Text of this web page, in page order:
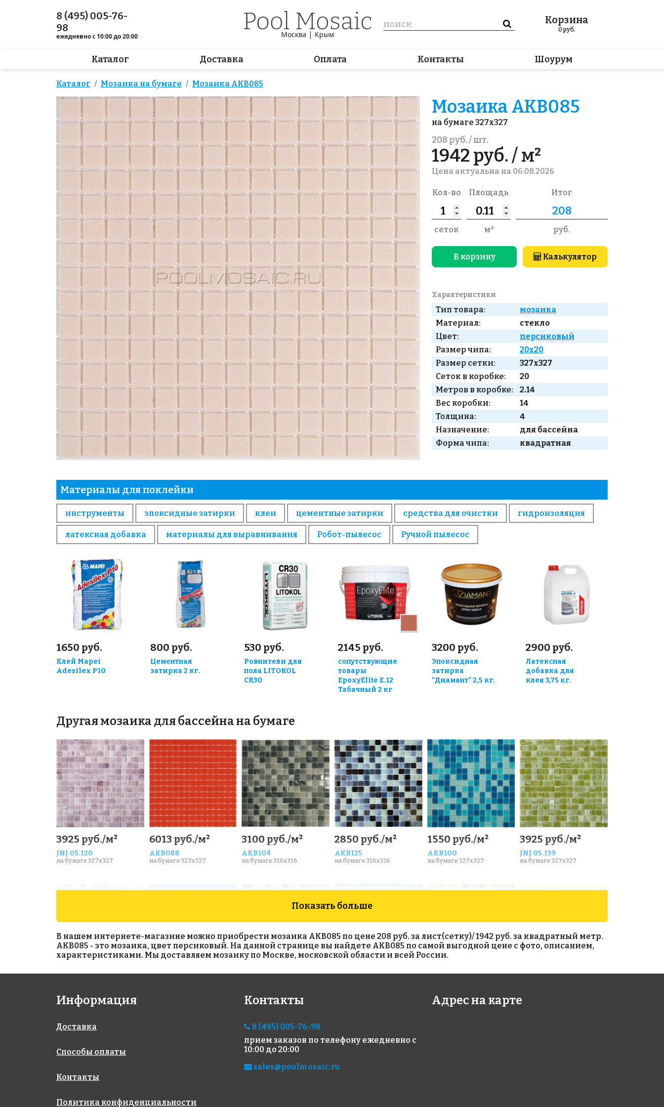
8 (495) 005-76-
98
ежедневно с 10:00 до 20:00 Москва | Крым
Корзина
0руб.
Каталог Доставка Оплата Контакты Шоурум
Каталог Мозаика на бумаге Мозаика AKB085
Мозаика AKB085
на бумаге 327x327
208 руб. / шт.
1942 руб. / м²
Цена актуальна на 06.08.2026
Кол-во
сеток
Площадь
м²
Итог
руб.
В корзину Калькулятор
Характеристики
Тип товара:
мозаика
Материал:
стекло
Цвет:
персиковый
Размер чипа:
20x20
Размер сетки:
327x327
Сеток в коробке:
20
Метров в коробке:
2.14
Вес коробки:
14
Толщина:
4
Назначение:
для бассейна
Форма чипа:
квадратная
Материалы для поклейки
инструменты эпоксидные затирки клеи цементные затирки средства для очистки гидроизоляция
латексная добавка материалы для выравнивания Робот-пылесос Ручной пылесос
1650 руб.
Клей Mapei
Adesilex P10
800 руб.
Цементная
затирка 2 кг.
530 руб.
Ровнители для
пола LITOKOL
CR30
2145 руб.
сопутствующие
товары
EpoxyElite E.12
Табачный 2 кг
3200 руб.
Эпоксидная
затирка
"Диамант" 2,5 кг.
2900 руб.
Латексная
добавка для
клея 3,75 кг.
Другая мозаика для бассейна на бумаге
3925 руб./м²
JNJ 05.120
на бумаге 327x327
6013 руб./м²
AKB088
на бумаге 327x327
3100 руб./м²
AKB104
на бумаге 316x316
2850 руб./м²
AKB125
на бумаге 316x316
1550 руб./м²
AKB100
на бумаге 327x327
3925 руб./м²
JNJ 05.139
на бумаге 327x327
AKB012
на бумаге 327x327
AKB015
на бумаге 327x327
AKB005
на бумаге 327x327
AKB086
на бумаге 327x327
Показать больше
В нашем интернете-магазине можно приобрести мозаика AKB085 по цене 208 руб. за лист(сетку)/ 1942 руб. за квадратный метр.
AKB085 - это мозаика, цвет персиковый. На данной странице вы найдете AKB085 по самой выгодной цене с фото, описанием,
характеристиками. Мы доставляем мозаику по Москве, московской области и всей России.
Информация
Доставка
Способы оплаты
Контакты
Политика конфиденциальности
Контакты
8 (495) 005-76-98
прием заказов по телефону ежедневно с
10:00 до 20:00
sales@poolmosaic.ru
Адрес на карте